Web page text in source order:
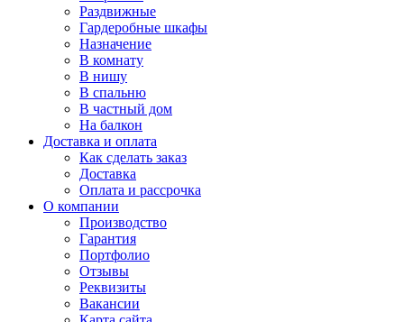
Раздвижные
Гардеробные шкафы
Назначение
В комнату
В нишу
В спальню
В частный дом
На балкон
Доставка и оплата
Как сделать заказ
Доставка
Оплата и рассрочка
О компании
Производство
Гарантия
Портфолио
Отзывы
Реквизиты
Вакансии